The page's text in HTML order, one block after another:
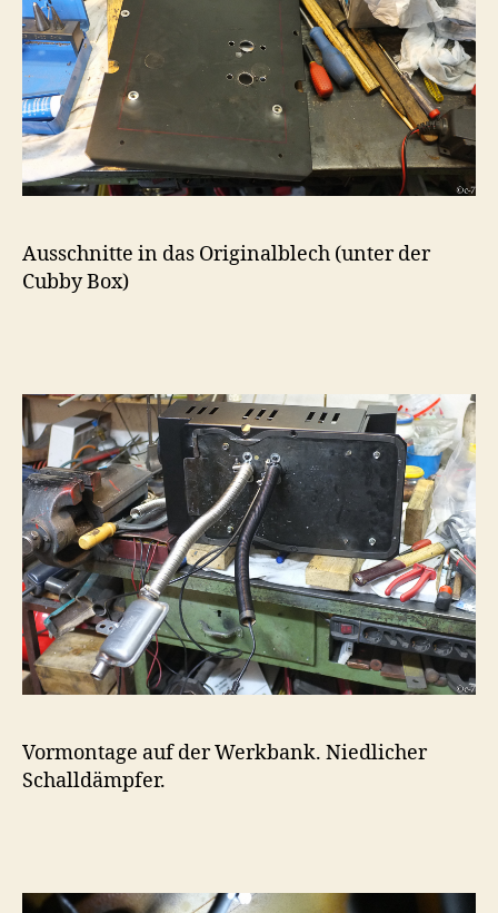
Ausschnitte in das Originalblech (unter der
Cubby Box)
Vormontage auf der Werkbank. Niedlicher
Schalldämpfer.